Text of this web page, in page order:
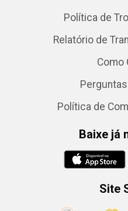
Política de
Relatório de
Como
Política de
Baixe já
Site